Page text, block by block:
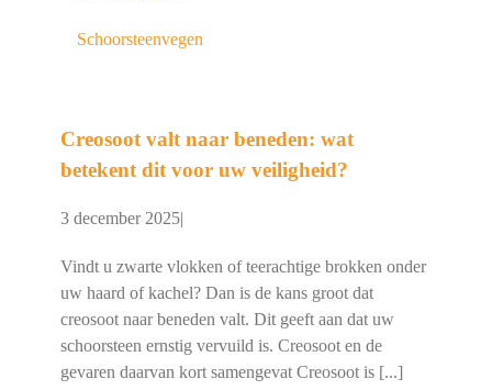
Schoorsteenvegen
Creosoot valt naar beneden: wat
betekent dit voor uw veiligheid?
3 december 2025|
Vindt u zwarte vlokken of teerachtige brokken onder
uw haard of kachel? Dan is de kans groot dat
creosoot naar beneden valt. Dit geeft aan dat uw
schoorsteen ernstig vervuild is. Creosoot en de
gevaren daarvan kort samengevat Creosoot is [...]